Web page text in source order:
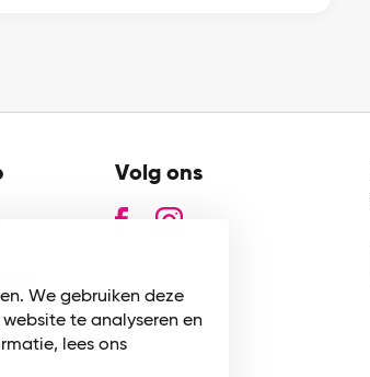
We gebruiken deze
te analyseren en
lees ons
Volg ons